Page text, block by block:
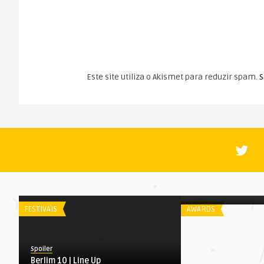
Este site utiliza o Akismet para reduzir spam.
FESTIVAIS
Spoiler
Berlim 10 | Line Up
AWARDS